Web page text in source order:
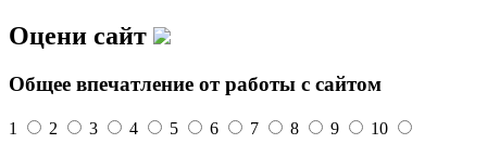
Оцени сайт
Общее впечатление от работы с сайтом
1 2 3 4 5 6 7 8 9 10